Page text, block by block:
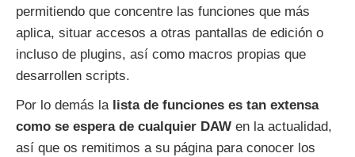
permitiendo que concentre las funciones que más
aplica, situar accesos a otras pantallas de edición o
incluso de plugins, así como macros propias que
desarrollen scripts.
Por lo demás lalista de funciones es tan extensa
como se espera de cualquier DAW en la actualidad,
así que os remitimos a su página para conocer los